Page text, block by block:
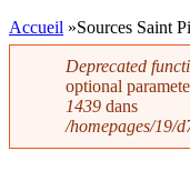
Accueil »Sources Saint
Message
Deprecated
optional
1439 dans
/homepages/19/